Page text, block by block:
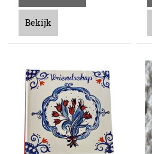
Bekijk